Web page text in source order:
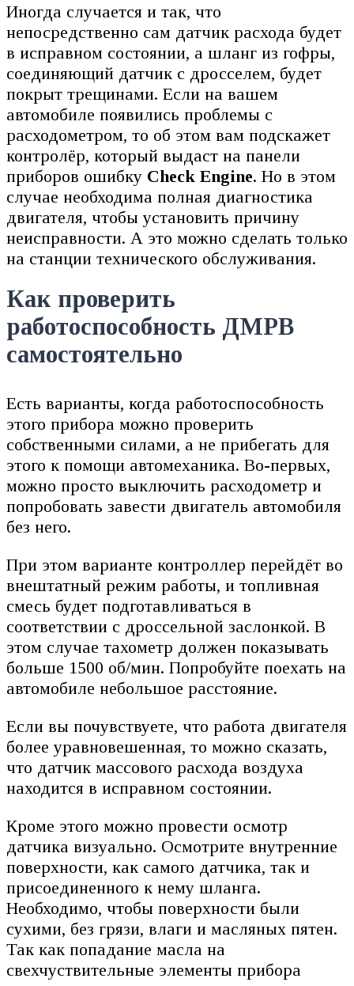
Иногда случается и так, что
непосредственно сам датчик расхода будет
в исправном состоянии, а шланг из гофры,
соединяющий датчик с дросселем, будет
покрыт трещинами. Если на вашем
автомобиле появились проблемы с
расходометром, то об этом вам подскажет
контролёр, который выдаст на панели
приборов ошибку Check Engine. Но в этом
случае необходима полная диагностика
двигателя, чтобы установить причину
неисправности. А это можно сделать только
на станции технического обслуживания.
Как проверить
работоспособность ДМРВ
самостоятельно
Есть варианты, когда работоспособность
этого прибора можно проверить
собственными силами, а не прибегать для
этого к помощи автомеханика. Во-первых,
можно просто выключить расходометр и
попробовать завести двигатель автомобиля
без него.
При этом варианте контроллер перейдёт во
внештатный режим работы, и топливная
смесь будет подготавливаться в
соответствии с дроссельной заслонкой. В
этом случае тахометр должен показывать
больше 1500 об/мин. Попробуйте поехать на
автомобиле небольшое расстояние.
Если вы почувствуете, что работа двигателя
более уравновешенная, то можно сказать,
что датчик массового расхода воздуха
находится в исправном состоянии.
Кроме этого можно провести осмотр
датчика визуально. Осмотрите внутренние
поверхности, как самого датчика, так и
присоединенного к нему шланга.
Необходимо, чтобы поверхности были
сухими, без грязи, влаги и масляных пятен.
Так как попадание масла на
свехчуствительные элементы прибора